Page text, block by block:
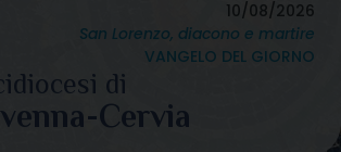
10/08/2026
San Lorenzo, diacono e martire
VANGELO DEL GIORNO